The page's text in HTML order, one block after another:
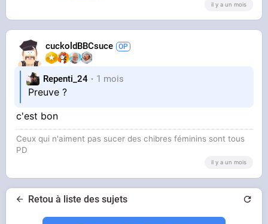
il y a un mois
cuckoldBBCsuce
Repenti_24 1 mois
Preuve ?
c'est bon
Ceux qui n'aiment pas sucer des chibres féminins sont tous
PD
il y a un mois
Retou à liste des sujets